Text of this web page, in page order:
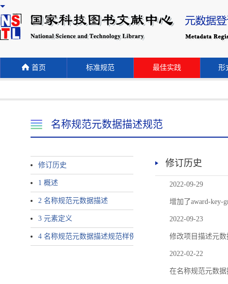
首页 标准规范 最佳实践 形
名称规范元数据描述规范
修订历史
1 概述
2 名称规范元数据描述
3 元素定义
4 名称规范元数据描述规范样例
修订历史
2022-09-29
增加了award-key-
2022-09-23
修改项目描述元
2022-02-22
在名称规范元数